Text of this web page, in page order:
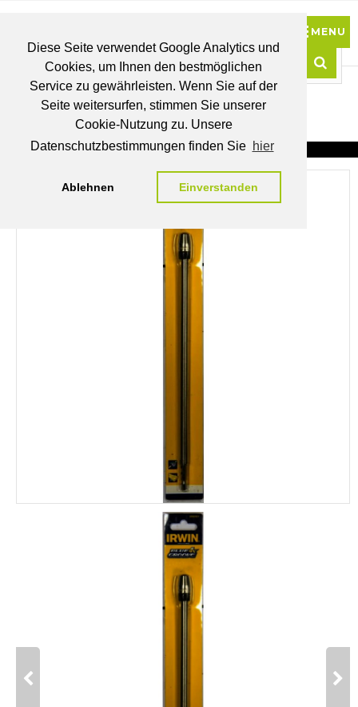
Diese Seite verwendet Google Analytics und
Cookies, um Ihnen den bestmöglichen
Service zu gewährleisten. Wenn Sie auf der
Seite weitersurfen, stimmen Sie unserer
Cookie-Nutzung zu. Unsere
Datenschutzbestimmungen finden Sie hier
Ablehnen Einverstanden
BRUTTO
PREISE
MEIN
WUNSCHLISTE